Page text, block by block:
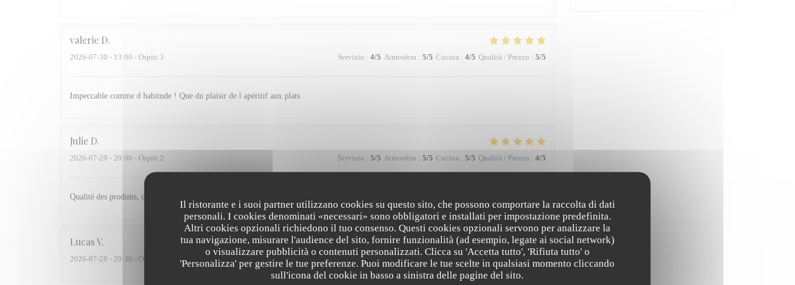
Il ristorante e i suoi partner utilizzano cookies su questo sito, che possono comportare la raccolta di dati
personali. I cookies denominati «necessari» sono obbligatori e installati per impostazione predefinita.
Altri cookies opzionali richiedono il tuo consenso. Questi cookies opzionali servono per analizzare la
tua navigazione, misurare l'audience del sito, fornire funzionalità (ad esempio, legate ai social network)
o visualizzare pubblicità o contenuti personalizzati. Clicca su 'Accetta tutto', 'Rifiuta tutto' o
'Personalizza' per gestire le tue preferenze. Puoi modificare le tue scelte in qualsiasi momento cliccando
sull'icona del cookie in basso a sinistra delle pagine del sito.
valerie D
2026-07-30 - 13:00 - Ospiti 3 Servizio : 4/5 Atmosfera : 5/5 Cucina : 4/5 Qualità / Prezzo : 5/5
Impeccable comme d habitude ! Que du plaisir de l apéritif aux plats
Julie D
2026-07-29 - 20:00 - Ospiti 2 Servizio : 5/5 Atmosfera : 5/5 Cucina : 5/5 Qualità / Prezzo : 4/5
Qualité des produits, cuisine pleine de saveur et un service agréable
LucasV
2026-07-28 - 20:30 - Ospiti 2 Servizio: /5 Atmosfera /5 Cucina /5 Qualità / Prezzo